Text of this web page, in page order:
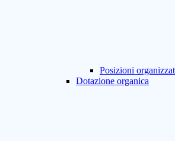
Posizioni
Dotazione organica